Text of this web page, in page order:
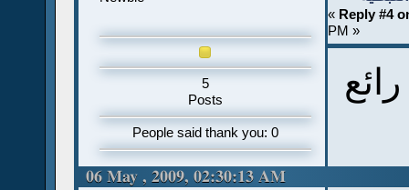
5
Posts
People said thank you: 0
« Reply #4
PM »
06 May , 2009, 02:30:13 AM